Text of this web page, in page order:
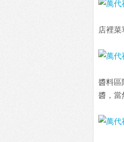
店裡菜
醬料區
醬，當